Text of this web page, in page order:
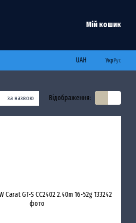
Мій кошик
UAH Укр Рус
за назвою Відображення: